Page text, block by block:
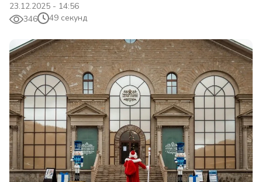
23.12.2025 - 14:56
346
49 секунд